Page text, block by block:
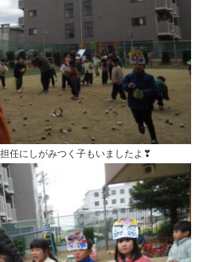
任にしがみつく子もいましたよ❣